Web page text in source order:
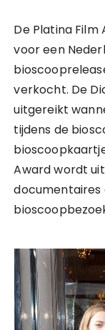
De Platina
voor een
verkocht. De
uitgereikt
tijdens de
Award wordt
documentaires